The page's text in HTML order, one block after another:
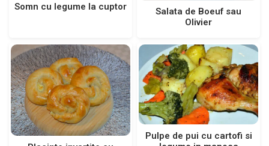
Somn cu legume la cuptor
Salata de Boeuf sau
Olivier
Pulpe de pui cu cartofi si